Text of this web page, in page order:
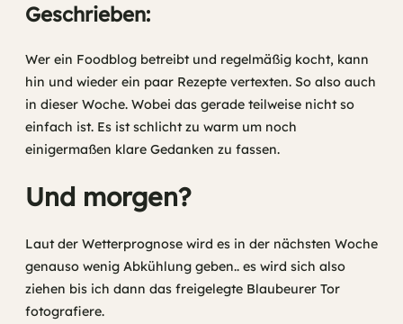
Geschrieben:
Wer ein Foodblog betreibt und regelmäßig kocht, kann
hin und wieder ein paar Rezepte vertexten. So also auch
in dieser Woche. Wobei das gerade teilweise nicht so
einfach ist. Es ist schlicht zu warm um noch
einigermaßen klare Gedanken zu fassen.
Und morgen?
Laut der Wetterprognose wird es in der nächsten Woche
genauso wenig Abkühlung geben.. es wird sich also
ziehen bis ich dann das freigelegte Blaubeurer Tor
fotografiere.